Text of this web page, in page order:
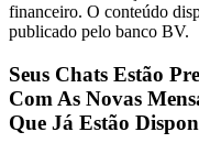
financeiro. O conteúdo
publicado pelo banco BV.
Seus Chats Estão
Com As Novas
Que Já Estão